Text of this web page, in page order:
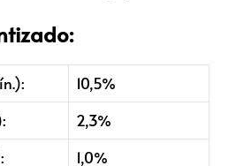
10,5%
2,3%
1,0%